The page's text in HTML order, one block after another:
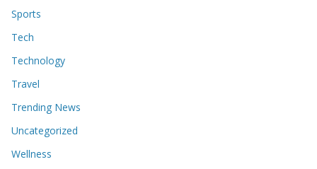
Sports
Tech
Technology
Travel
Trending News
Uncategorized
Wellness